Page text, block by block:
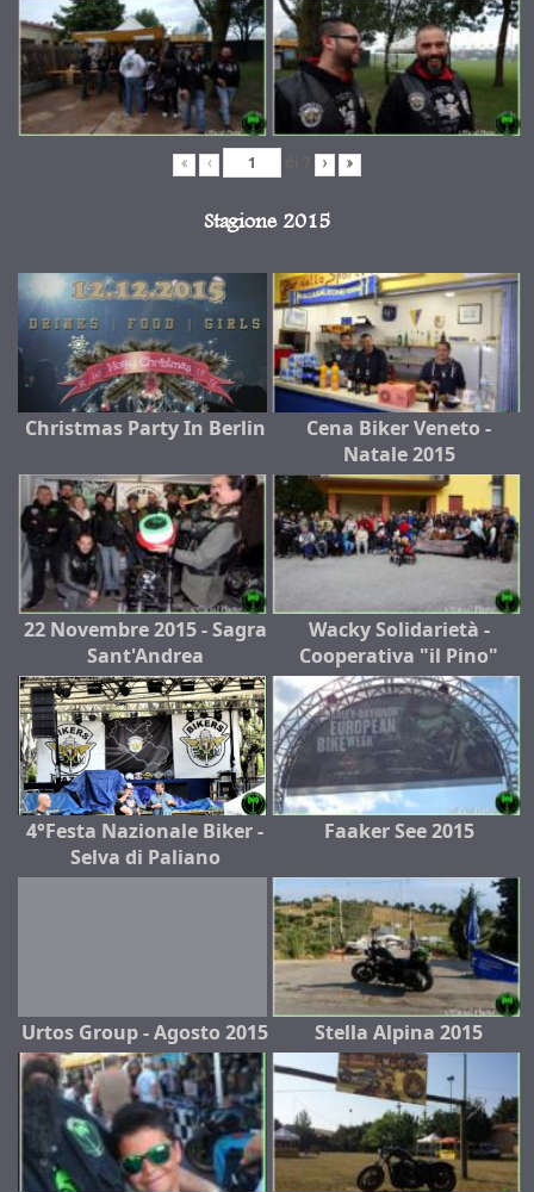
« ‹ › »
Stagione 2015
Christmas Party In Berlin
Cena Biker Veneto -
Natale 2015
22 Novembre 2015 - Sagra
Sant'Andrea
Wacky Solidarietà -
Cooperativa "il Pino"
4°Festa Nazionale Biker -
Selva di Paliano
Faaker See 2015
Urtos Group - Agosto 2015 Stella Alpina 2015